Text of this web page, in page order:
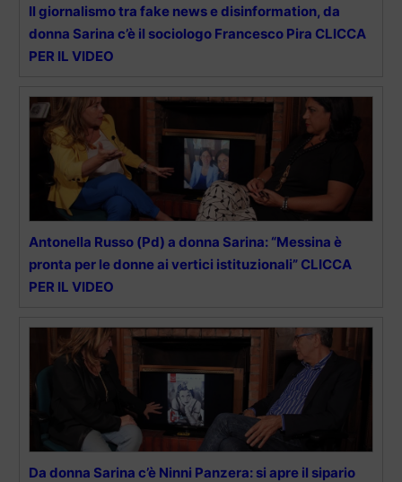
Il giornalismo tra fake news e disinformation, da
donna Sarina c’è il sociologo Francesco Pira CLICCA
PER IL VIDEO
Antonella Russo (Pd) a donna Sarina: “Messina è
pronta per le donne ai vertici istituzionali” CLICCA
PER IL VIDEO
Da donna Sarina c’è Ninni Panzera: si apre il sipario